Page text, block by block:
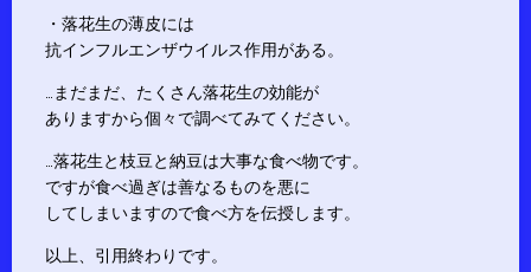
・落花生の薄皮には
抗インフルエンザウイルス作用がある。
…まだまだ、たくさん落花生の効能が
ありますから個々で調べてみてください。
…落花生と枝豆と納豆は大事な食べ物です。
ですが食べ過ぎは善なるものを悪に
してしまいますので食べ方を伝授します。
以上、引用終わりです。